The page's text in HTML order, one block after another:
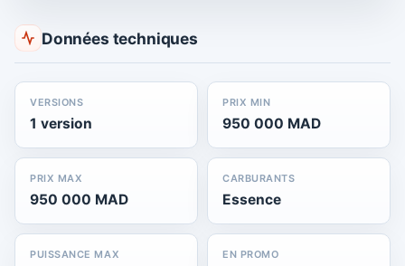
Données techniques
VERSIONS
1 version
PRIX MIN
950 000 MAD
PRIX MAX
950 000 MAD
CARBURANTS
Essence
PUISSANCE MAX EN PROMO